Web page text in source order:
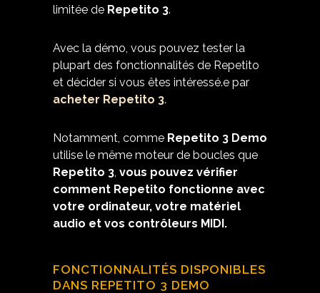
limitée de Repetito 3.
Avec la démo, vous pouvez tester la
plupart des fonctionnalités de Repetito
et décider si vous êtes intéressé.e par
acheter Repetito 3.
Notamment, comme Repetito 3 Demo
utilise le même moteur de boucles que
Repetito 3, vous pouvez vérifier
comment Repetito fonctionne avec
votre ordinateur, votre matériel
audio et vos contrôleurs MIDI.
FONCTIONNALITÉS DISPONIBLES
DANS REPETITO 3 DEMO